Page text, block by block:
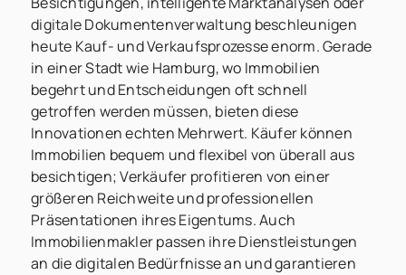
digitale Dokumentenverwaltung beschleunigen
heute Kauf- und Verkaufsprozesse enorm. Gerade
in einer Stadt wie Hamburg, wo Immobilien
begehrt und Entscheidungen oft schnell
getroffen werden müssen, bieten diese
Innovationen echten Mehrwert. Käufer können
Immobilien bequem und flexibel von überall aus
besichtigen; Verkäufer profitieren von einer
größeren Reichweite und professionellen
Präsentationen ihres Eigentums. Auch
Immobilienmakler passen ihre Dienstleistungen
an die digitalen Bedürfnisse an und garantieren